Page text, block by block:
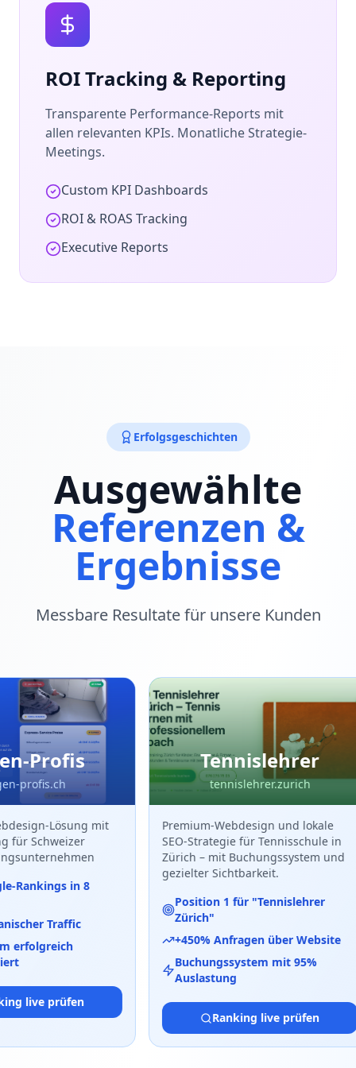
ROI Tracking & Reporting
Transparente Performance-Reports mit
allen relevanten KPIs. Monatliche Strategie-
Meetings.
Custom KPI Dashboards
ROI & ROAS Tracking
Executive Reports
Erfolgsgeschichten
Ausgewählte
Referenzen &
Ergebnisse
Messbare Resultate für unsere Kunden
Profis
profis.ch
Lösung mit
Schweizer
in 8
Traffic
live prüfen
Tennislehrer
tennislehrer.zurich
Premium-Webdesign und lokale
SEO-Strategie für Tennisschule in
Zürich – mit Buchungssystem und
gezielter Sichtbarkeit.
Position 1 für "Tennislehrer
Zürich"
+450% Anfragen über Website
Buchungssystem mit 95%
Auslastung
Ranking live prüfen